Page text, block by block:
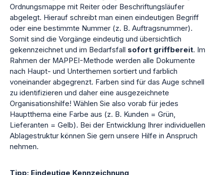
Ordnungsmappe mit Reiter oder Beschriftungsläufer
abgelegt. Hierauf schreibt man einen eindeutigen Begriff
oder eine bestimmte Nummer (z. B. Auftragsnummer).
Somit sind die Vorgänge eindeutig und übersichtlich
gekennzeichnet und im Bedarfsfall sofort griffbereit. Im
Rahmen der MAPPEI-Methode werden alle Dokumente
nach Haupt- und Unterthemen sortiert und farblich
voneinander abgegrenzt. Farben sind für das Auge schnell
zu identifizieren und daher eine ausgezeichnete
Organisationshilfe! Wählen Sie also vorab für jedes
Hauptthema eine Farbe aus (z. B. Kunden = Grün,
Lieferanten = Gelb). Bei der Entwicklung Ihrer individuellen
Ablagestruktur können Sie gern unsere Hilfe in Anspruch
nehmen.
Tipp: Eindeutige Kennzeichnung